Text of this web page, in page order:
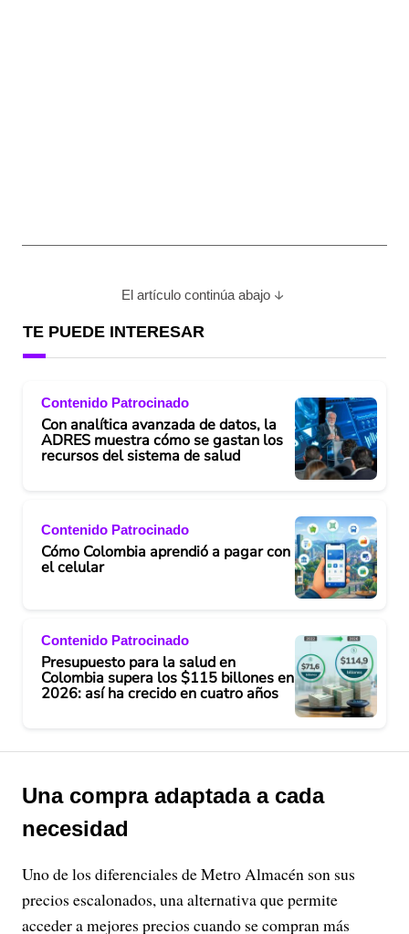
El artículo continúa abajo
TE PUEDE INTERESAR
Contenido Patrocinado
Con analítica avanzada de datos, la
ADRES muestra cómo se gastan los
recursos del sistema de salud
Contenido Patrocinado
Cómo Colombia aprendió a pagar con
el celular
Contenido Patrocinado
Presupuesto para la salud en
Colombia supera los $115 billones en
2026: así ha crecido en cuatro años
Una compra adaptada a cada
necesidad
Uno de los diferenciales de Metro Almacén son sus
precios escalonados, una alternativa que permite
acceder a mejores precios cuando se compran más